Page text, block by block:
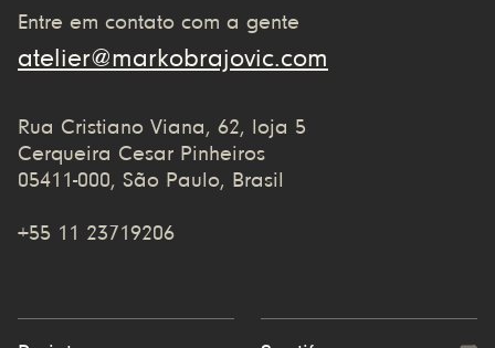
Entre em contato com a gente
atelier@markobrajovic.com
Rua Cristiano Viana, 62, loja 5
Cerqueira Cesar Pinheiros
05411-000, São Paulo, Brasil
+55 11 23719206